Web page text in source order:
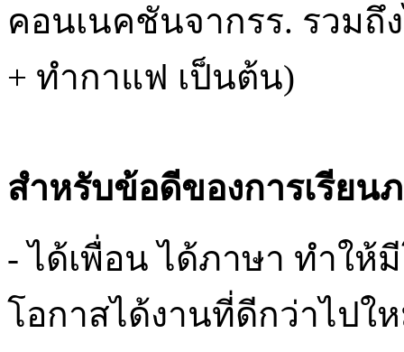
คอนเนคชันจากรร. รวมถึ
+ ทำกาแฟ เป็นต้น)
สำหรับข้อดีของการเรียน
- ได้เพื่อน ได้ภาษา ทำให้
โอกาสได้งานที่ดีกว่าไปใ